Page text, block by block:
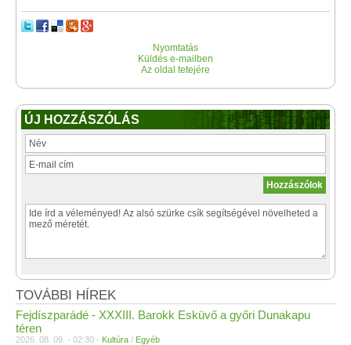
Nyomtatás
Küldés e-mailben
Az oldal tetejére
ÚJ HOZZÁSZÓLÁS
TOVÁBBI HÍREK
Fejdíszparádé - XXXIII. Barokk Esküvő a győri Dunakapu
téren
2026. 08. 09. - 02:30 - Kultúra / Egyéb